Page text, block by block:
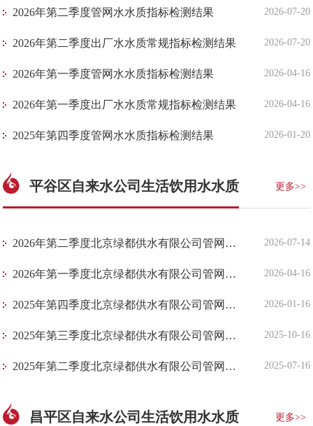
​2026年第二季度管网水水质指标检测结果 2026-07-20
​2026年第二季度出厂水水质常规指标检测结果 2026-07-20
​2026年第一季度管网水水质指标检测结果 2026-04-16
​2026年第一季度出厂水水质常规指标检测结果 2026-04-16
​2025年第四季度管网水水质指标检测结果 2026-01-20
平谷区自来水公司生活饮用水水质 更多>>
​2026年第二季度北京绿都供水有限公司管网水和出厂水水质检测结果 2026-07-14
​2026年第一季度北京绿都供水有限公司管网水和出厂水水质检测结果 2026-04-16
​2025年第四季度北京绿都供水有限公司管网水和出厂水水质检测结果 2026-01-16
​2025年第三季度北京绿都供水有限公司管网水和出厂水水质检测结果 2025-10-16
​2025年第二季度北京绿都供水有限公司管网水和出厂水水质检测结果 2025-07-16
昌平区自来水公司生活饮用水水质 更多>>